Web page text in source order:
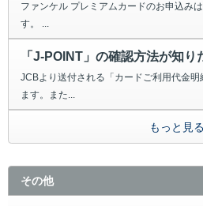
ファンケル プレミアムカードのお申込み
す。 ...
「J-POINT」の確認方法が知り
JCBより送付される「カードご利用代金
ます。また...
もっと見る
その他